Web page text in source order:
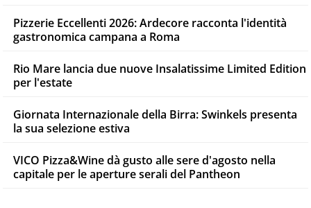
Pizzerie Eccellenti 2026: Ardecore racconta l'identità
gastronomica campana a Roma
Rio Mare lancia due nuove Insalatissime Limited Edition
per l'estate
Giornata Internazionale della Birra: Swinkels presenta
la sua selezione estiva
VICO Pizza&Wine dà gusto alle sere d'agosto nella
capitale per le aperture serali del Pantheon